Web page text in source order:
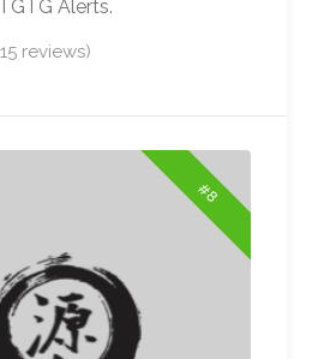
Alerts.
reviews)
#8